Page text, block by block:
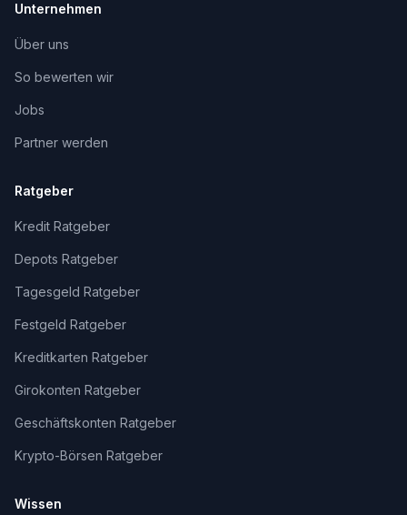
Unternehmen
Über uns
So bewerten wir
Jobs
Partner werden
Ratgeber
Kredit Ratgeber
Depots Ratgeber
Tagesgeld Ratgeber
Festgeld Ratgeber
Kreditkarten Ratgeber
Girokonten Ratgeber
Geschäftskonten Ratgeber
Krypto-Börsen Ratgeber
Wissen